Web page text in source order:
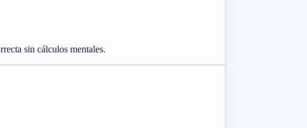
sin cálculos mentales.